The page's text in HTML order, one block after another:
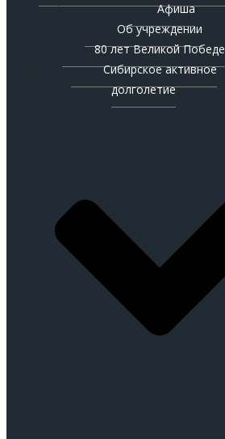
Афиша
Об учреждении
80 лет Великой Победе
Сибирское активное
долголетие